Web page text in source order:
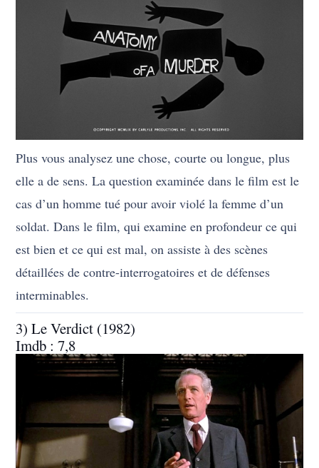
Plus vous analysez une chose, courte ou longue, plus
elle a de sens. La question examinée dans le film est le
cas d’un homme tué pour avoir violé la femme d’un
soldat. Dans le film, qui examine en profondeur ce qui
est bien et ce qui est mal, on assiste à des scènes
détaillées de contre-interrogatoires et de défenses
interminables.
3) Le Verdict (1982)
Imdb : 7,8